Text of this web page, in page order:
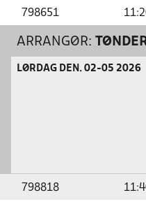
798651
ARRANGØR:
LØRDAG DEN. 02-05 2026
798818